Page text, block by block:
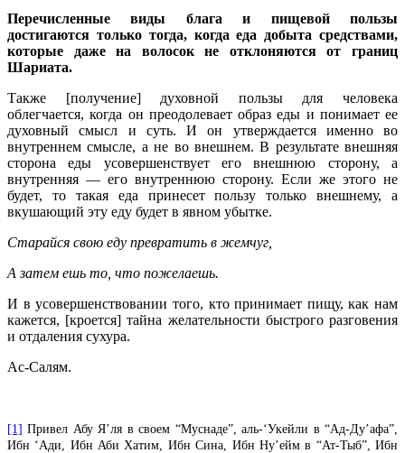
Перечисленные виды блага и пищевой пользы
достигаются только тогда, когда еда добыта средствами,
которые даже на волосок не отклоняются от границ
Шариата.
Также [получение] духовной пользы для человека
облегчается, когда он преодолевает образ еды и понимает ее
духовный смысл и суть. И он утверждается именно во
внутреннем смысле, а не во внешнем. В результате внешняя
сторона еды усовершенствует его внешнюю сторону, а
внутренняя — его внутреннюю сторону. Если же этого не
будет, то такая еда принесет пользу только внешнему, а
вкушающий эту еду будет в явном убытке.
Старайся свою еду превратить в жемчуг,
А затем ешь то, что пожелаешь.
И в усовершенствовании того, кто принимает пищу, как нам
кажется, [кроется] тайна желательности быстрого разговения
и отдаления сухура.
Ас-Салям.
[1] Привел Абу Я’ля в своем “Муснаде”, аль-‘Укейли в “Ад-Ду’афа”,
Ибн ‘Ади, Ибн Аби Хатим, Ибн Сина, Ибн Ну’ейм в “Ат-Тыб”, Ибн